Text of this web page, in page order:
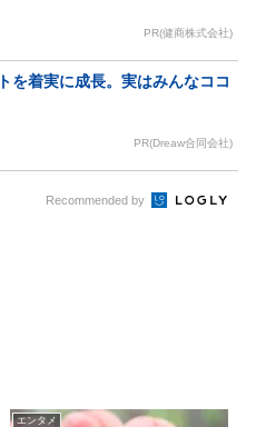
PR(健商株式会社)
を着実に成長。実はみんなココ
PR(Dreaw合同会社)
Recommended by
エンタメ